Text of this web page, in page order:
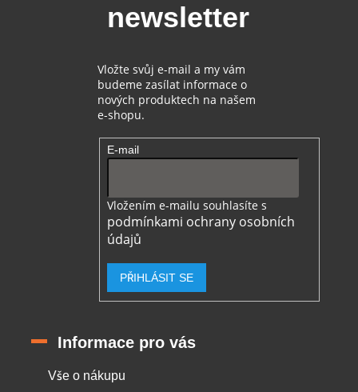
newsletter
Vložte svůj e-mail a my vám
budeme zasílat informace o
nových produktech na našem
e-shopu.
E-mail
Vložením e-mailu souhlasíte s
podmínkami ochrany osobních
údajů
PŘIHLÁSIT SE
Informace pro vás
Vše o nákupu